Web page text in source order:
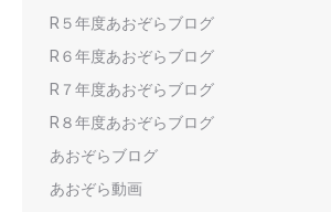
R５年度あおぞらブログ
R６年度あおぞらブログ
R７年度あおぞらブログ
R８年度あおぞらブログ
あおぞらブログ
あおぞら動画